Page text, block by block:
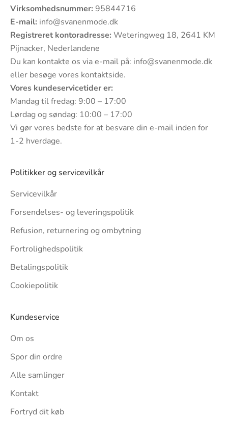
Virksomhedsnummer: 95844716
E-mail: info@svanenmode.dk
Registreret kontoradresse: Weteringweg 18, 2641 KM
Pijnacker, Nederlandene
Du kan kontakte os via e-mail på: info@svanenmode.dk
eller besøge vores kontaktside.
Vores kundeservicetider er:
Mandag til fredag: 9:00 – 17:00
Lørdag og søndag: 10:00 – 17:00
Vi gør vores bedste for at besvare din e-mail inden for
1-2 hverdage.
Politikker og servicevilkår
Servicevilkår
Forsendelses- og leveringspolitik
Refusion, returnering og ombytning
Fortrolighedspolitik
Betalingspolitik
Cookiepolitik
Kundeservice
Om os
Spor din ordre
Alle samlinger
Kontakt
Fortryd dit køb